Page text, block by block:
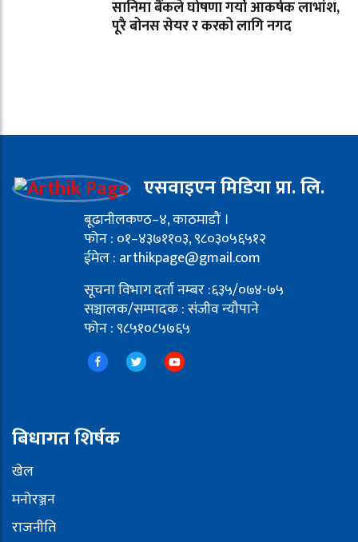
सानिमा बैंकले घोषणा गर्यो आकर्षक लाभांश,
पूरै बोनस सेयर र करको लागि नगद
एसवाइएन मिडिया प्रा. लि.
बूढानीलकण्ठ–४, काठमाडौं ।
फोन : ०१–४३७११०३, ९८०३०५६५१२
ईमेल : arthikpage@gmail.com
सूचना विभाग दर्ता नम्बर :६३५/०७४-७५
सञ्चालक/सम्पादक : संजीव न्यौपाने
फोन : ९८५१०८५७६५
बिधागत शिर्षक
खेल
मनोरञ्जन
राजनीति